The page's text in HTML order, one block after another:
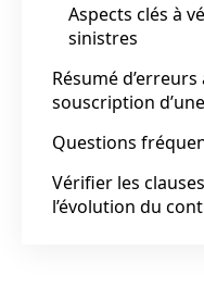
Aspects clés à
sinistres
Résumé
souscription
Questions
Vérifier les
l’évolution du